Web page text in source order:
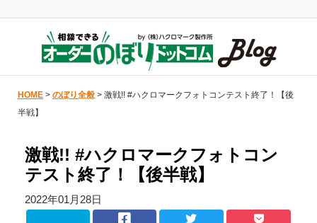
HOME > のぼり全般 > 激戦!! #ハクロマークフォトコンテスト終了！【後
半戦】
激戦!! #ハクロマークフォトコン
テスト終了！【後半戦】
2022年01月28日